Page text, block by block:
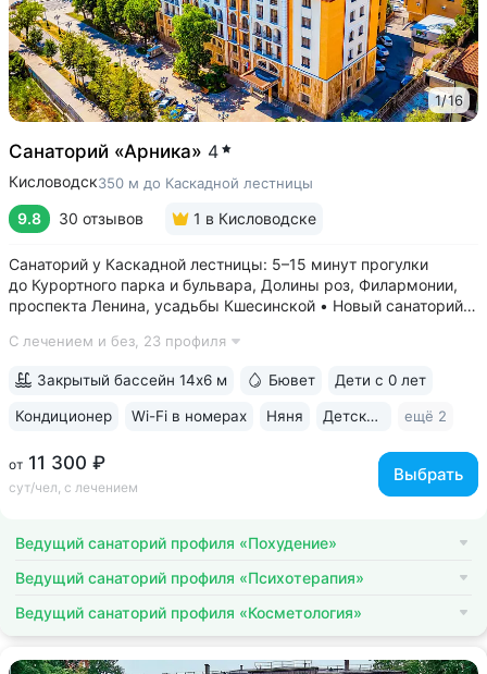
1/16
Санаторий «Арника» 4
Кисловодск350 м до Каскадной лестницы
9.8 30 отзывов 1 в Кисловодске
Санаторий у Каскадной лестницы: 5–15 минут прогулки
до Курортного парка и бульвара, Долины роз, Филармонии,
проспекта Ленина, усадьбы Кшесинской • Новый санаторий,
положительные. Многие гости отмечают, что санаторий
С лечением и без, 23 профиля
от 11 300 ₽
сут/чел, с лечением
Выбрать
Закрытый бассейн 14х6 м Бювет Дети с 0 лет
Кондиционер Wi-Fi в номерах Няня Детская комната ещё 2
Ведущий санаторий профиля «Похудение»
Ведущий санаторий профиля «Психотерапия»
Ведущий санаторий профиля «Косметология»